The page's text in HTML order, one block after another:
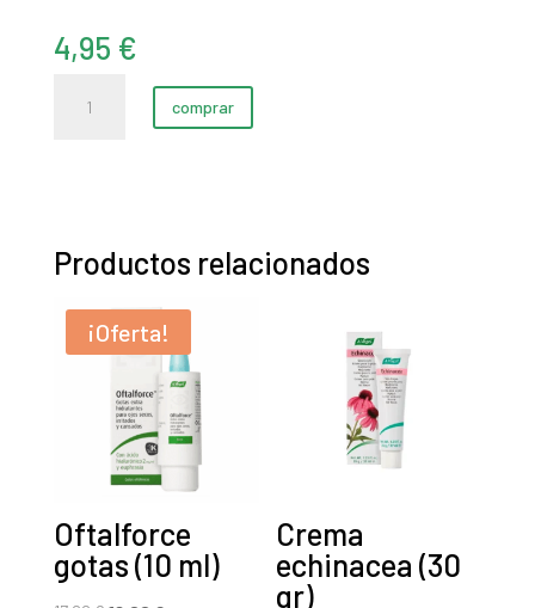
4,95 €
cantidad
comprar
Productos relacionados
¡Oferta!
Oftalforce
gotas (10 ml)
Crema
echinacea (30
gr)